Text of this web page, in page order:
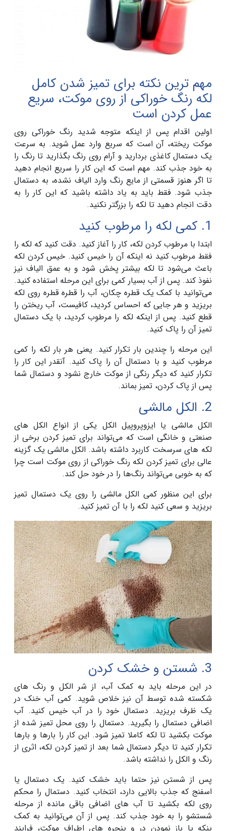
مهم ترین نکته برای تمیز شدن کامل
لکه رنگ خوراکی از روی موکت، سریع
عمل کردن است
اولین اقدام پس از اینکه متوجه شدید رنگ خوراکی روی
موکت ریخته، آن است که سریع وارد عمل شوید. به سرعت
یک دستمال کاغذی بردارید و آرام روی رنگ بگذارید تا رنگ را
به خود جذب کند. مهم است که این کار را سریع انجام دهید
تا اگر هنوز قسمتی از مایع رنگ وارد الیاف نشده، به دستمال
جذب شود. فقط باید به یاد داشته باشید که این کار را به
دقت انجام دهید تا لکه را بزرگتر نکنید.
1. کمی لکه را مرطوب کنید
ابتدا با مرطوب کردن لکه، کار را آغاز کنید. دقت کنید که لکه را
فقط مرطوب کنید نه اینکه آن را خیس کنید. خیس کردن لکه
باعث می‌شود تا لکه بیشتر پخش شود و به عمق الیاف نیز
نفوذ کند. پس از آب بسیار کمی برای این مرحله استفاده کنید.
می‌توانید با کمک یک قطره چکان، آب را قطره قطره روی لکه
بریزید و هر جایی که احساس کردید، کافیست، آب ریختن را
قطع کنید. پس از اینکه لکه را مرطوب کردید، با یک دستمال
تمیز آن را پاک کنید.
این مرحله را چندین بار تکرار کنید. یعنی هر بار لکه را کمی
مرطوب کنید و با دستمال آن را پاک کنید. آنقدر این کار را
تکرار کنید که دیگر رنگی از موکت خارج نشود و دستمال شما
پس از پاک کردن، تمیز بماند.
2. الکل مالشی
الکل مالشی یا ایزوپروپیل الکل یکی از انواع الکل های
صنعتی و خانگی است که می‌تواند برای تمیز کردن برخی از
لکه های سرسخت کاربرد داشته باشد. الکل مالشی یک گزینه
عالی برای تمیز کردن لکه رنگ خوراکی از روی موکت است چرا
که به خوبی می‌تواند رنگ‌ها را در خود حل کند.
برای این منظور کمی الکل مالشی را روی یک دستمال تمیز
بریزید و سعی کنید لکه را با آن تمیز کنید.
3. شستن و خشک کردن
در این مرحله باید به کمک آب، از شر الکل و رنگ های
شکسته شده توسط آن نیز خلاص شوید. کمی آب خنک در
یک ظرف بریزید. دستمال خود را در آب خیس کنید. آب
اضافی دستمال را بگیرید. دستمال را روی محل تمیز شده از
موکت بکشید تا لکه کاملا تمیز شود. این کار را بارها و بارها
تکرار کنید تا دیگر دستمال شما بعد از تمیز کردن لکه، اثری از
رنگ و الکل را نداشته باشد.
پس از شستن نیز حتما باید خشک کنید. یک دستمال یا
اسفنج که جذب بالایی دارد، انتخاب کنید. دستمال را محکم
روی لکه بکشید تا آب های اضافی باقی مانده از مرحله
شستشو را به خود جذب کند. پس از آن می‌توانید به کمک
پنکه یا باز نمودن در و پنجره های اطراف موکت، فرایند